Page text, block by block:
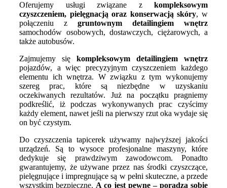
Oferujemy usługi związane z kompleksowym
czyszczeniem, pielęgnacją oraz konserwacją skóry, w
połączeniu z gruntownym detailingiem wnętrz
samochodów osobowych, dostawczych, ciężarowych, a
także autobusów.
Zajmujemy się kompleksowym detailingiem wnętrz
pojazdów, a więc precyzyjnym czyszczeniem każdego
elementu ich wnętrza. W związku z tym wykonujemy
szereg prac, które są niezbędne w uzyskaniu
oczekiwanych rezultatów. Już na początku pragniemy
podkreślić, iż podczas wykonywanych prac czyścimy
każdy element, nawet jeśli na pierwszy rzut oka wydaje się
on być czystym.
Do czyszczenia tapicerek używamy najwyższej jakości
urządzeń. Są to wysoce profesjonalne maszyny, które
dedykuje się prawdziwym zawodowcom. Ponadto
gwarantujemy, że używane przez nas środki czyszczące,
pielęgnujące i impregnujące są w pełni skuteczne, a przede
wszystkim bezpieczne. A co jest pewne – poradzą sobie